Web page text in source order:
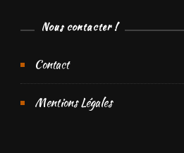
Nous contacter !
Contact
Mentions Légales